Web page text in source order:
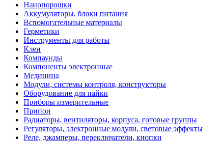
Нанопорошки
Аккумуляторы, блоки питания
Вспомогательные материалы
Герметики
Инструменты для работы
Клеи
Компаунды
Компоненты электронные
Медицина
Модули, системы контроля, конструкторы
Оборудование для пайки
Приборы измерительные
Припои
Радиаторы, вентиляторы, корпуса, готовые группы
Регуляторы, электронные модули, световые эффекты
Реле, джамперы, переключатели, кнопки